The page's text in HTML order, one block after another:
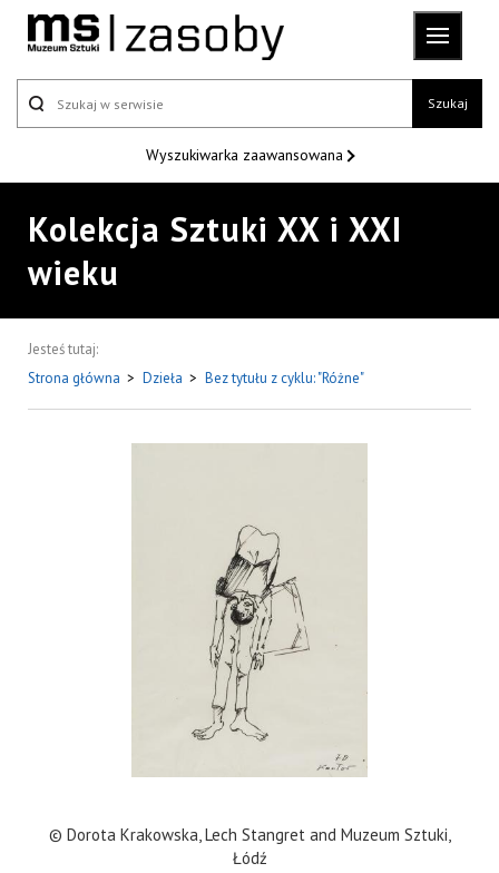
Szukaj
Wyszukiwarka zaawansowana
Kolekcja Sztuki XX i XXI
wieku
Jesteś tutaj:
Strona główna > Dzieła > Bez tytułu z cyklu: "Różne"
© Dorota Krakowska, Lech Stangret and Muzeum Sztuki,
Łódź